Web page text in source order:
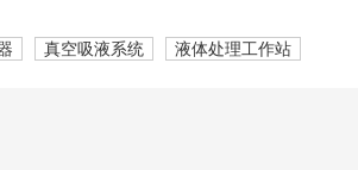
真空吸液系统 液体处理工作站